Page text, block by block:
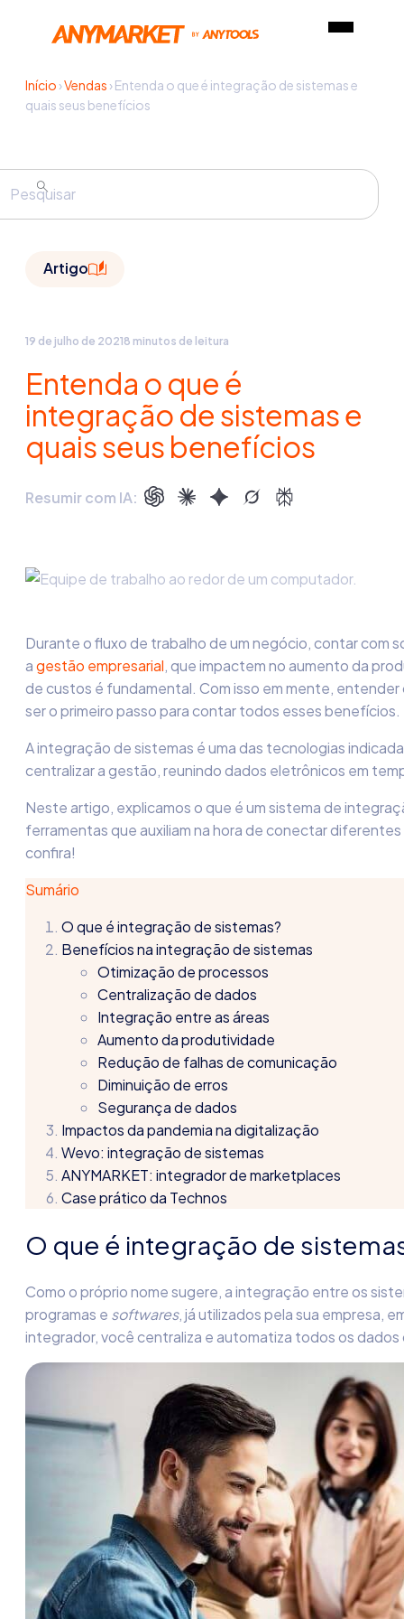
Início ›Vendas ›Entenda o que é integração de sistemas e
quais seus benefícios
Artigo
19 de julho de 20218 minutos de leitura
Entenda o que é
integração de sistemas e
quais seus benefícios
Resumir com IA:
Durante ofluxo de trabalhode um negócio, contar com
agestão empresarial, que impactem noaumento da
de custos é fundamental. Com isso em mente, entender
ser o primeiro passo para contar todos esses benefícios.
Aintegração de sistemas é uma das tecnologias
centralizar a gestão, reunindodados eletrônicos em
Neste artigo, explicamos o que é umsistema de
ferramentas que auxiliam na hora de conectar diferentes
confira!
Sumário
O que é integração de sistemas?
Benefícios na integração de sistemas
Otimização de processos
Centralização de dados
Integração entre as áreas
Aumento da produtividade
Redução de falhas de comunicação
Diminuição de erros
Segurança de dados
Impactos da pandemia na digitalização
Wevo: integração de sistemas
ANYMARKET: integrador de marketplaces
Case prático da Technos
O que é integração de
Como o próprio nome sugere, aintegração entre os
programas e softwares, já utilizados pela sua empresa,
integrador, você centraliza e automatiza todos os